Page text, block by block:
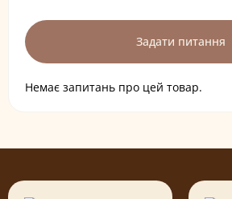
Задати питання
Немає запитань про цей товар.